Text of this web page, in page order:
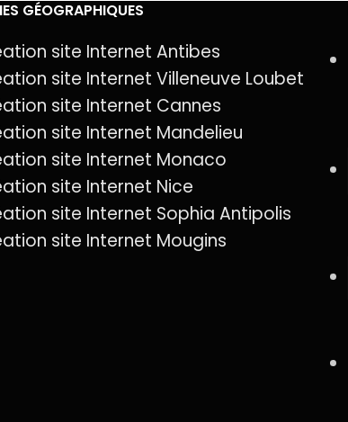
GÉOGRAPHIQUES
site Internet Antibes
site Internet Villeneuve Loubet
site Internet Cannes
site Internet Mandelieu
site Internet Monaco
site Internet Nice
site Internet Sophia Antipolis
site Internet Mougins